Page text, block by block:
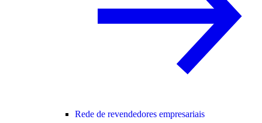
Rede de revendedores empresariais